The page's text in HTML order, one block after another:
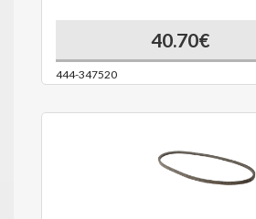
40.70€
444-347520